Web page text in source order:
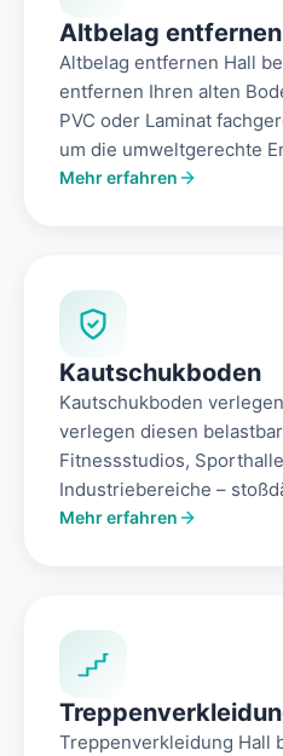
Altbelag entfernen
Altbelag entfernen Hall
entfernen Ihren alten
PVC oder Laminat
um die umweltgerechte
Mehr erfahren
Kautschukboden
Kautschukboden
verlegen diesen
Fitnessstudios,
Industriebereiche –
Mehr erfahren
Treppenverkleidung Hall